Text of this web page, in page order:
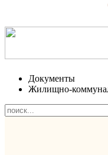
Документы
Жилищно-